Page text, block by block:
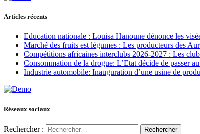
Articles récents
Education nationale : Louisa Hanoune dénonce les
Marché des fruits est légumes : Les producteurs des
Compétitions africaines interclubs 2026-2027 : Les
Consommation de la drogue: L’Etat décide de passer
Industrie automobile: Inauguration d’une usine de
Réseaux sociaux
Rechercher :